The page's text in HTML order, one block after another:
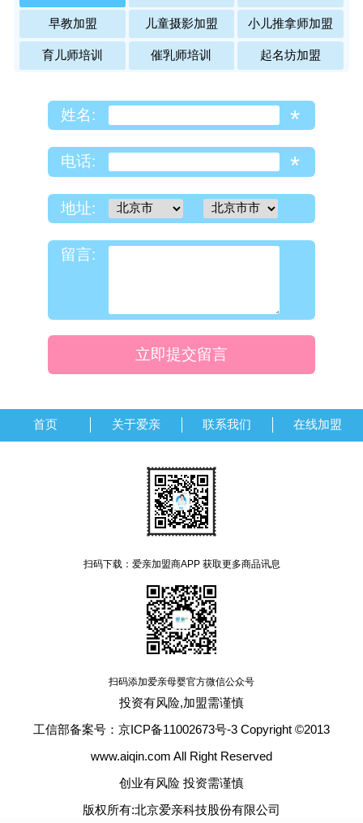
早教加盟 儿童摄影加盟 小儿推拿师加盟
育儿师培训 催乳师培训 起名坊加盟
姓名: *
电话: *
地址:
留言:
立即提交留言
首页 关于爱亲 联系我们 在线加盟
扫码下载：爱亲加盟商APP 获取更多商品讯息
扫码添加爱亲母婴官方微信公众号
投资有风险,加盟需谨慎
工信部备案号：京ICP备11002673号-3 Copyright ©2013
www.aiqin.com All Right Reserved
创业有风险 投资需谨慎
版权所有:北京爱亲科技股份有限公司